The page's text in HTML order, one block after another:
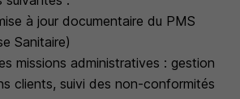
à jour documentaire du PMS
Sanitaire)
missions administratives : gestion
clients, suivi des non-conformités